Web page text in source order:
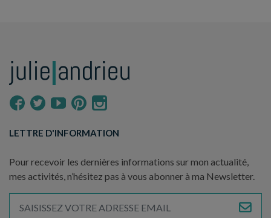
LETTRE D'INFORMATION
Pour recevoir les dernières informations sur mon actualité,
mes activités, n’hésitez pas à vous abonner à ma Newsletter.